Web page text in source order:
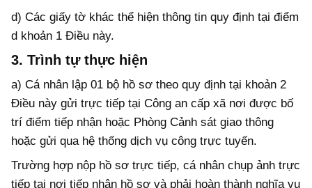
d) Các giấy tờ khác thể hiện thông tin quy định tại điểm
d khoản 1 Điều này.
3. Trình tự thực hiện
a) Cá nhân lập 01 bộ hồ sơ theo quy định tại khoản 2
Điều này gửi trực tiếp tại Công an cấp xã nơi được bố
trí điểm tiếp nhận hoặc Phòng Cảnh sát giao thông
hoặc gửi qua hệ thống dịch vụ công trực tuyến.
Trường hợp nộp hồ sơ trực tiếp, cá nhân chụp ảnh trực
tiếp tại nơi tiếp nhận hồ sơ và phải hoàn thành nghĩa vụ